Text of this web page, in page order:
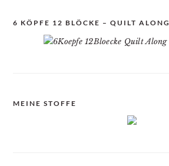
6 KÖPFE 12 BLÖCKE – QUILT ALONG
MEINE STOFFE